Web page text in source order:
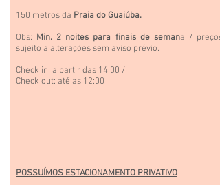
150 metros da Praia do Guaiúba.
Obs: Min. 2 noites para finais de semana / preços
sujeito a alterações sem aviso prévio.
Check in: a partir das 14:00 /
Check out: até as 12:00
POSSUÍMOS ESTACIONAMENTO PRIVATIVO